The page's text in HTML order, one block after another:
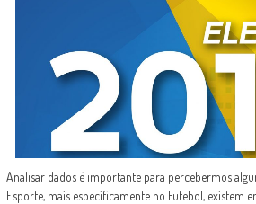
Analisar dados é importante para percebermos
Esporte, mais especificamente no Futebol, existem